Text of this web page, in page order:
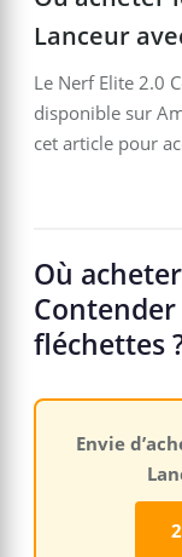
Lanceur
Le Nerf Elite 2.0
disponible sur
cet article pour
Où
Contender
fléchettes
Envie